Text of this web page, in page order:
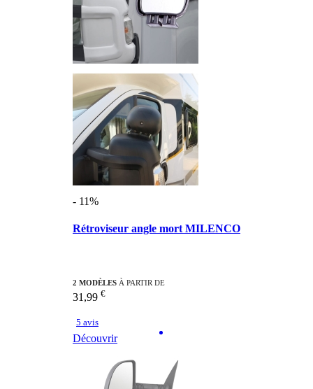
- 11%
Rétroviseur angle mort MILENCO
2 MODÈLES À PARTIR DE
31,99 €
5 avis
Découvrir